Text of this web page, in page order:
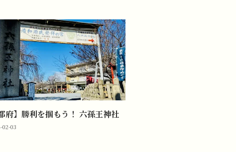
府】勝利を掴もう！ 六孫王神社
02-03